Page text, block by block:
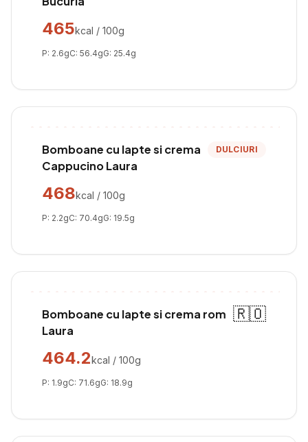
465kcal / 100g
P: 2.6gC: 56.4gG: 25.4g
Bomboane cu lapte si crema
Cappucino Laura
DULCIURI
468kcal / 100g
P: 2.2gC: 70.4gG: 19.5g
Bomboane cu lapte si crema rom
Laura
🇷🇴
464.2kcal / 100g
P: 1.9gC: 71.6gG: 18.9g